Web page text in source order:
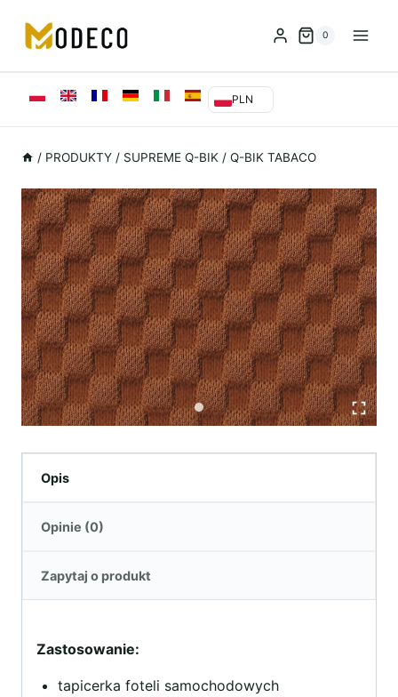
treści
0
PLN
/ PRODUKTY / SUPREME Q-BIK / Q-BIK TABACO
Opis
Opinie (0)
Zapytaj o produkt
Zastosowanie:
tapicerka foteli samochodowych